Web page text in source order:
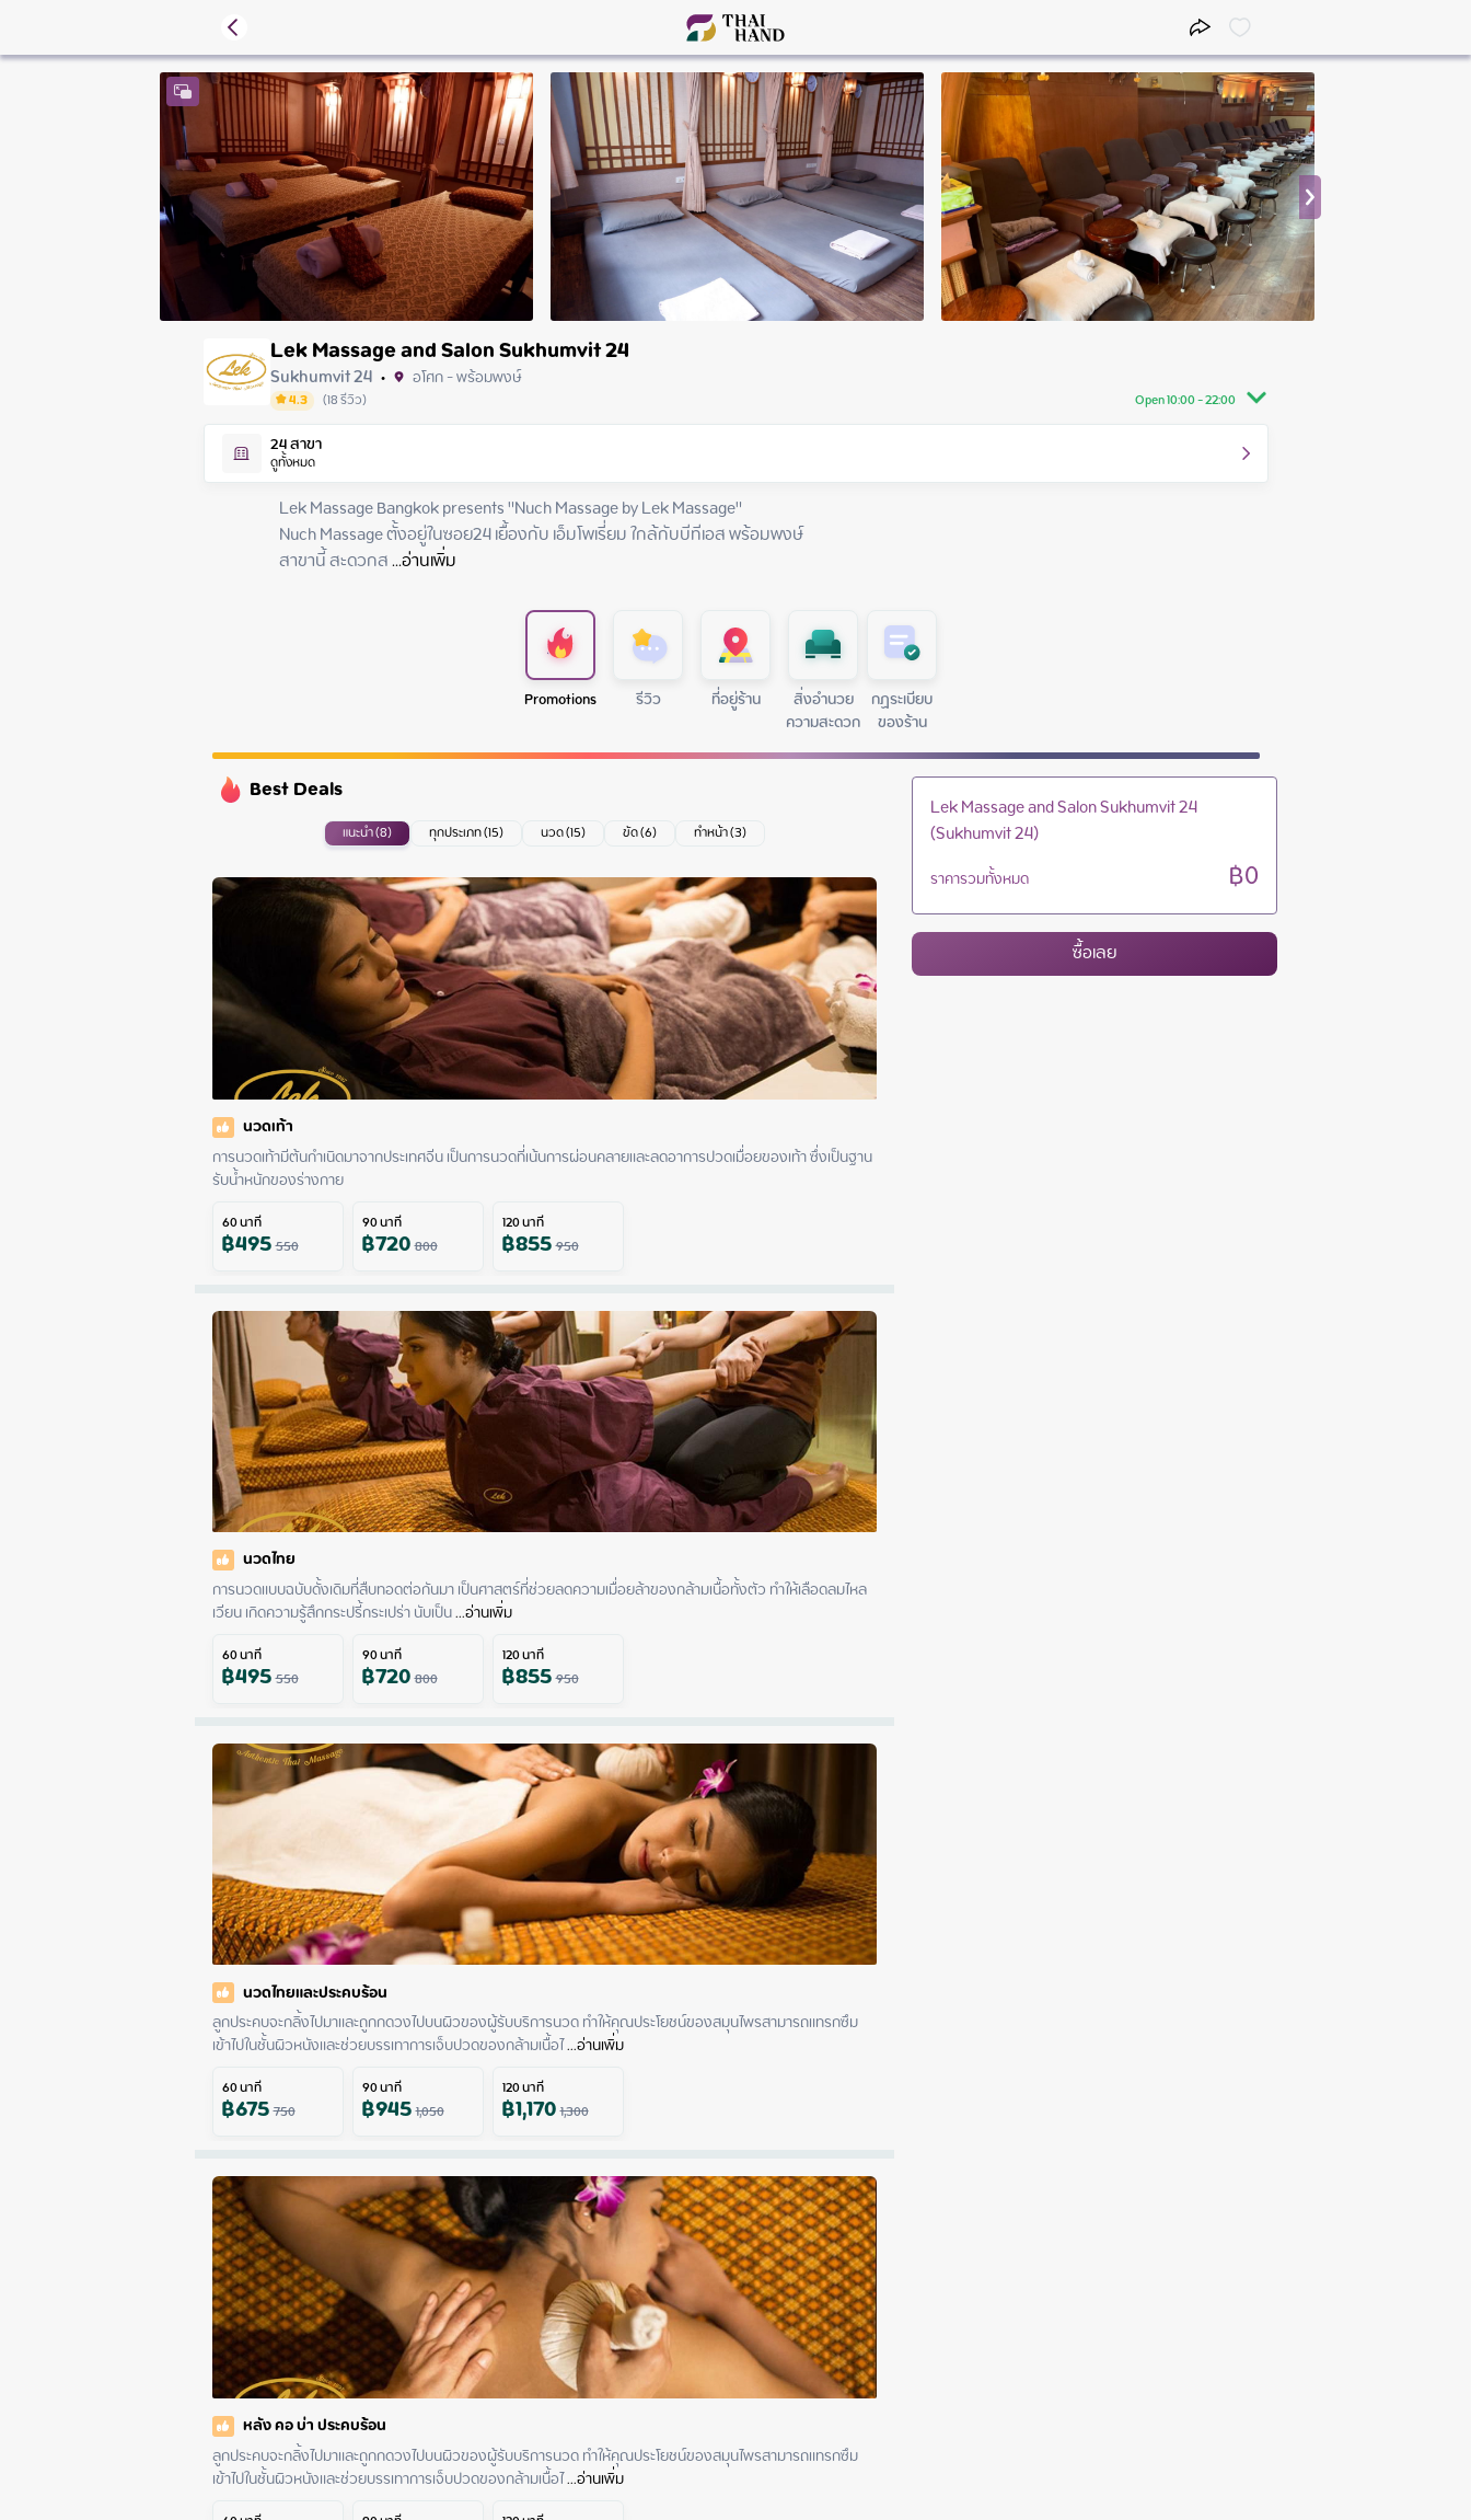
Lek Massage and Salon Sukhumvit 24
Sukhumvit 24 • อโศก - พร้อมพงษ์
4.3 (18รีวิว) Open 10:00 - 22:00
Sunday 10:00 - 22:00
Monday
Tuesday 10:00 - 22:00
Wednesday
Thursday
Friday
Saturday
24สาขา
ดูทั้งหมด
Lek Massage Bangkok presents "Nuch Massage by Lek Massage"
Nuch Massage ตั้งอยู่ในซอย24 เยื้องกับ เอ็มโพเรี่ยม ใกล้กับบีทีเอส พร้อมพงษ์
สาขานี้ สะดวกส ...อ่านเพิ่ม
Promotions รีวิว ที่อยู่ร้าน สิ่งอำนวย
ความสะดวก
กฏระเบียบ
ของร้าน
Best Deals
แนะนำ (8) ทุกประเภท (15) นวด (15) ขัด (6) ทำหน้า (3)
นวดเท้า
การนวดเท้ามีต้นกำเนิดมาจากประเทศจีน เป็นการนวดที่เน้นการผ่อนคลายและลดอาการปวดเมื่อยของเท้า ซึ่งเป็นฐาน
รับน้ำหนักของร่างกาย
60นาที
฿495550
90นาที
฿720800
120นาที
฿855950
นวดไทย
การนวดแบบฉบับดั้งเดิมที่สืบทอดต่อกันมา เป็นศาสตร์ที่ช่วยลดความเมื่อยล้าของกล้ามเนื้อทั้งตัว ทำให้เลือดลมไหล
เวียน เกิดความรู้สึกกระปรี้กระเปร่า นับเป็น ...อ่านเพิ่ม
60นาที
฿495550
90นาที
฿720800
120นาที
฿855950
นวดไทยและประคบร้อน
ลูกประคบจะกลิ้งไปมาและถูกกดวงไปบนผิวของผู้รับบริการนวด ทำให้คุณประโยชน์ของสมุนไพรสามารถแทรกซึม
เข้าไปในชั้นผิวหนังและช่วยบรรเทาการเจ็บปวดของกล้ามเนื้อไ ...อ่านเพิ่ม
60นาที
฿675750
90นาที
฿9451,050
120นาที
฿1,1701,300
หลัง คอ บ่า ประคบร้อน
ลูกประคบจะกลิ้งไปมาและถูกกดวงไปบนผิวของผู้รับบริการนวด ทำให้คุณประโยชน์ของสมุนไพรสามารถแทรกซึม
เข้าไปในชั้นผิวหนังและช่วยบรรเทาการเจ็บปวดของกล้ามเนื้อไ ...อ่านเพิ่ม
Lek Massage and Salon Sukhumvit 24
(Sukhumvit 24)
ราคารวมทั้งหมด ฿0
ซื้อเลย